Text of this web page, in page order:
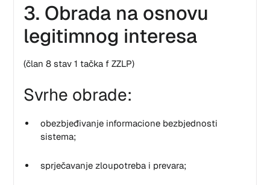
3. Obrada na osnovu
legitimnog interesa
(član 8 stav 1 tačka f ZZLP)
Svrhe obrade:
obezbjeđivanje informacione bezbjednosti
sistema;
sprječavanje zloupotreba i prevara;